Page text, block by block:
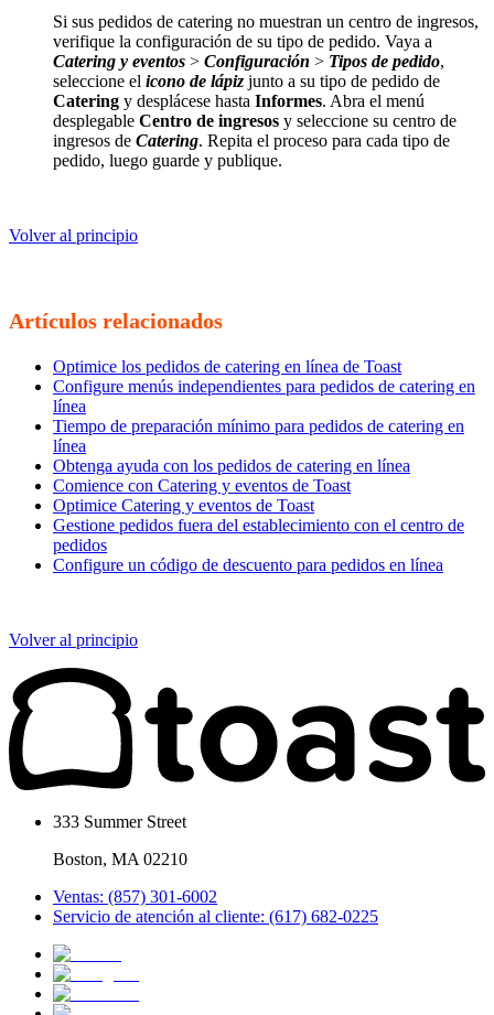
Si sus pedidos de catering no muestran un centro de ingresos,
verifique la configuración de su tipo de pedido. Vaya a
Catering y eventos > Configuración > Tipos de pedido,
seleccione el icono de lápiz junto a su tipo de pedido de
Catering y desplácese hasta Informes. Abra el menú
desplegable Centro de ingresos y seleccione su centro de
ingresos de Catering. Repita el proceso para cada tipo de
pedido, luego guarde y publique.
Volver al principio
Artículos relacionados
Optimice los pedidos de catering en línea de Toast
Configure menús independientes para pedidos de catering en
línea
Tiempo de preparación mínimo para pedidos de catering en
línea
Obtenga ayuda con los pedidos de catering en línea
Comience con Catering y eventos de Toast
Optimice Catering y eventos de Toast
Gestione pedidos fuera del establecimiento con el centro de
pedidos
Configure un código de descuento para pedidos en línea
Volver al principio
333 Summer Street
Boston, MA 02210
Ventas: (857) 301-6002
Servicio de atención al cliente: (617) 682-0225